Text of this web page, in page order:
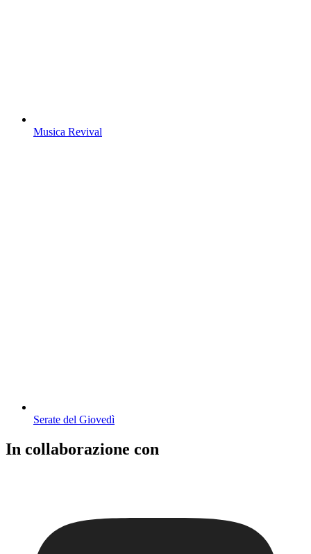
Musica Revival
Serate del Giovedì
In collaborazione con